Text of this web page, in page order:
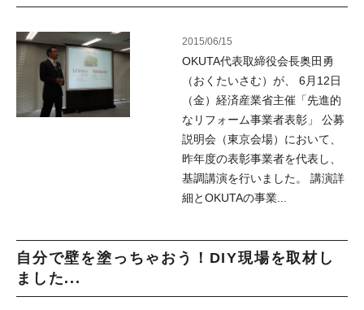
2015/06/15
OKUTA代表取締役会長奥田勇
（おくたいさむ）が、 6月12日
（金）経済産業省主催「先進的
なリフォーム事業者表彰」 公募
説明会（東京会場）において、
昨年度の表彰事業者を代表し、
基調講演を行いました。 講演詳
細とOKUTAの事業...
自分で壁を塗っちゃおう！DIY現場を取材し
ました...